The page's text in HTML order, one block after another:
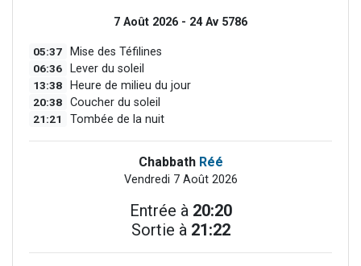
7 Août 2026 - 24 Av 5786
05:37 Mise des Téfilines
06:36 Lever du soleil
13:38 Heure de milieu du jour
20:38 Coucher du soleil
21:21 Tombée de la nuit
Chabbath Réé
Vendredi 7 Août 2026
Entrée à 20:20
Sortie à 21:22